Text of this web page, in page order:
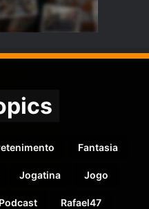
Fantasia
Jogatina Jogo
Podcast Rafael47